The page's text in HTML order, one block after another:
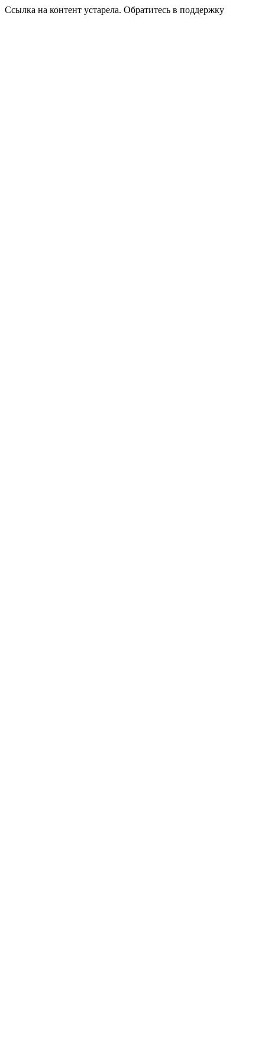
Ссылка на контент устарела. Обратитесь в поддержку